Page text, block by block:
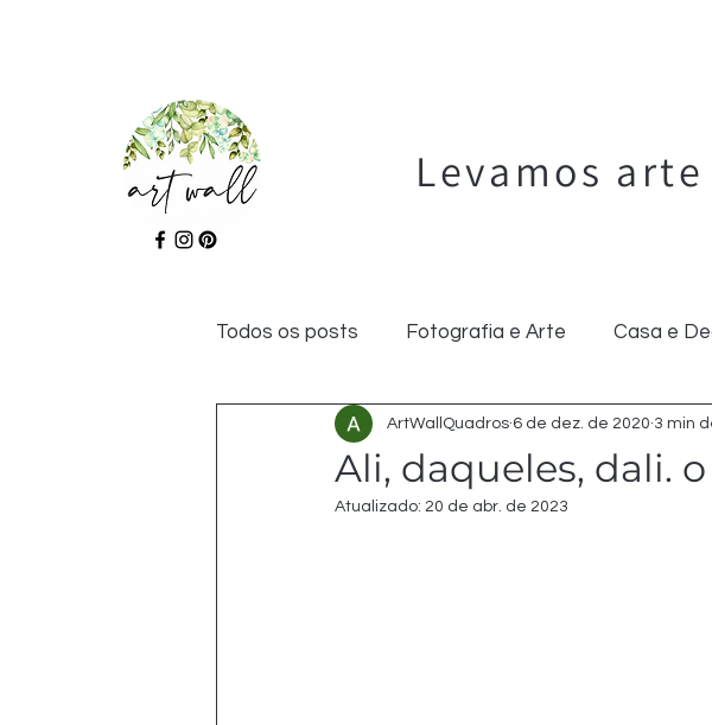
Levamos
Todos os posts Fotografia e Arte Casa e
Bem Estar Gastronomia Dicas
Ali, daqueles, dali.
ArtWallQuadros 6 de dez. de 2020 3 min
Atualizado: 20 de abr. de 2023